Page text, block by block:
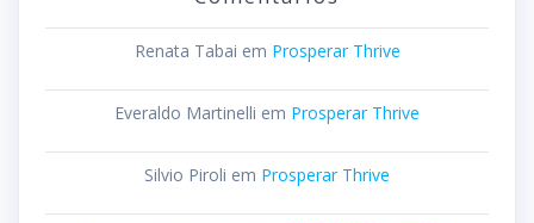
Renata Tabai em Prosperar Thrive
Everaldo Martinelli em Prosperar Thrive
Silvio Piroli em Prosperar Thrive